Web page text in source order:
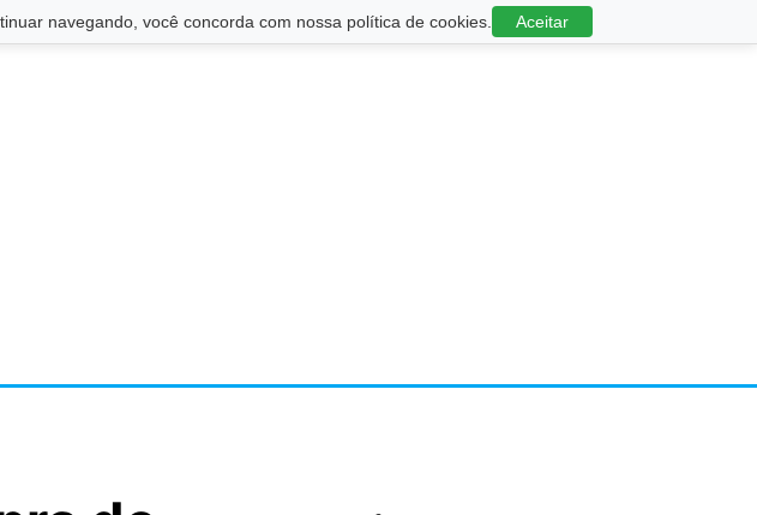
navegando, você concorda com nossa política de cookies. Aceitar